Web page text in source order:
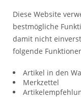
Filtern
Diese Website
bestmögliche
damit nicht
folgende
Artikel in den
Merkzettel